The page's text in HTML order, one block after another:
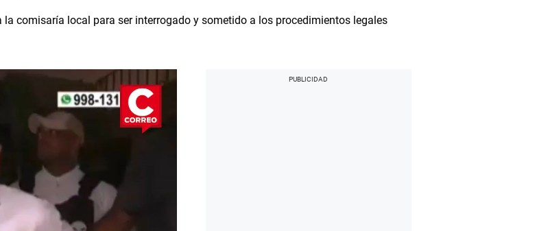
comisaría local para ser interrogado y sometido a los procedimientos legales